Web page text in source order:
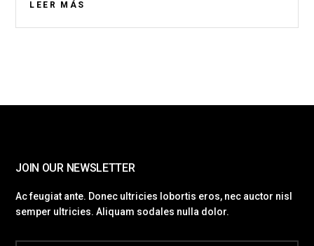
LEER MÁS
JOIN OUR NEWSLETTER
Ac feugiat ante. Donec ultricies lobortis eros, nec auctor nisl
semper ultricies. Aliquam sodales nulla dolor.